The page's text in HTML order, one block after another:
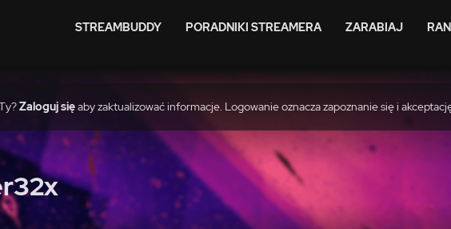
STREAMBUDDY PORADNIKI STREAMERA ZARABIAJ
Zaloguj sięaby zaktualizować informacje. Logowanie oznacza zapoznanie się i